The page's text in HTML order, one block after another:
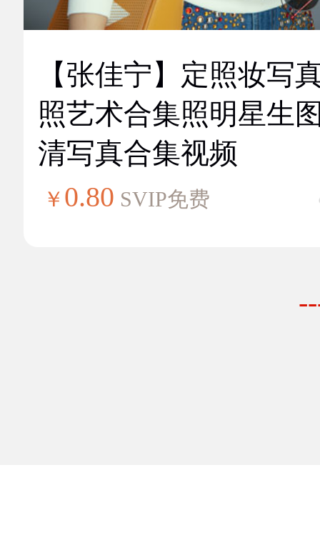
【张佳宁】定照妆写
照艺术合集照明星生
清写真合集视频
￥ 0.80 SVIP免费